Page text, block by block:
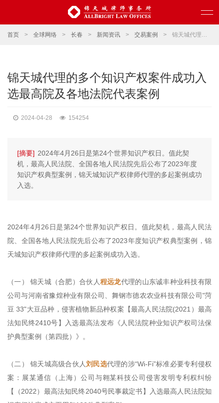
首页 > 全球网络 > 长春 > 新闻资讯 > 交易案例 > 锦天城代理的多个知识产权案件成功入选最高院及各地法院代表案例
锦天城代理的多个知识产权案件成功入
选最高院及各地法院代表案例
2024-04-28 154254
[摘要] 2024年4月26日是第24个世界知识产权日。值此契
机，最高人民法院、全国各地人民法院先后公布了2023年度
知识产权典型案例，锦天城知识产权律师代理的多起案例成功
入选。
2024年4月26日是第24个世界知识产权日。值此契机，最高人民法
院、全国各地人民法院先后公布了2023年度知识产权典型案例，锦
天城知识产权律师代理的多起案例成功入选。
（一） 锦天城（合肥）合伙人程远龙代理的山东诚丰种业科技有限
公司与河南省豫煌种业有限公司、舞钢市德农农业科技有限公司"菏
豆 33"大豆品种，侵害植物新品种权案【最高人民法院(2021）最高
法知民终2410号】入选最高法发布《人民法院种业知识产权司法保
护典型案例（第四批）》。
（二） 锦天城高级合伙人刘民选代理的涉“Wi-Fi”标准必要专利侵权
案：展某通信（上海）公司与翱某科技公司侵害发明专利权纠纷
【（2022）最高法知民终2040号民事裁定书】入选最高人民法院知